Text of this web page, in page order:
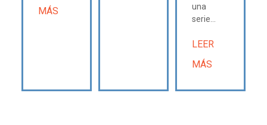
MÁS
una
serie...
LEER
MÁS